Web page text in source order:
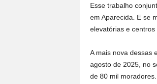
Esse trabalho
em Aparecida. E se
elevatórias e
A mais nova dessas
agosto de 2025, no
de 80 mil moradores.